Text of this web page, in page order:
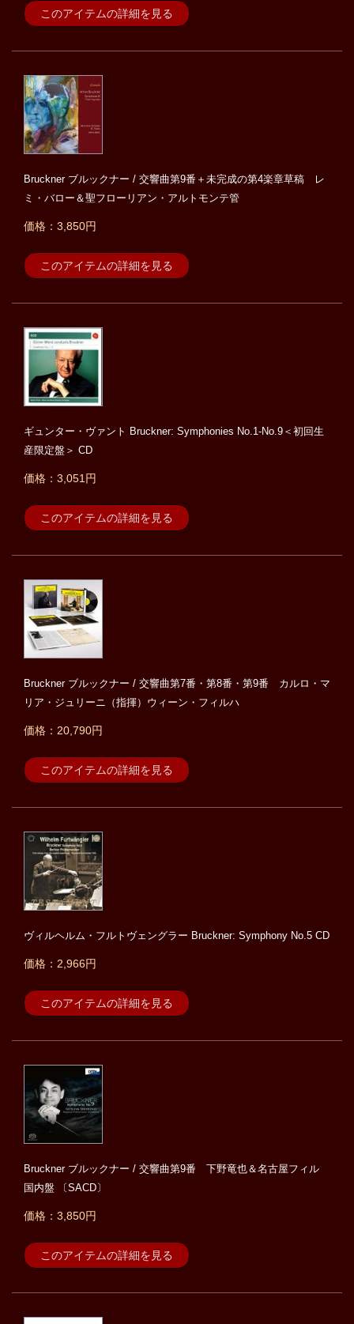
このアイテムの詳細を見る
Bruckner ブルックナー / 交響曲第9番＋未完成の第4楽章草稿 レ
ミ・バロー＆聖フローリアン・アルトモンテ管
価格：3,850円
このアイテムの詳細を見る
ギュンター・ヴァント Bruckner: Symphonies No.1-No.9＜初回生
産限定盤＞ CD
価格：3,051円
このアイテムの詳細を見る
Bruckner ブルックナー / 交響曲第7番・第8番・第9番 カルロ・マ
リア・ジュリーニ（指揮）ウィーン・フィルハ
価格：20,790円
このアイテムの詳細を見る
ヴィルヘルム・フルトヴェングラー Bruckner: Symphony No.5 CD
価格：2,966円
このアイテムの詳細を見る
Bruckner ブルックナー / 交響曲第9番 下野竜也＆名古屋フィル
国内盤 〔SACD〕
価格：3,850円
このアイテムの詳細を見る